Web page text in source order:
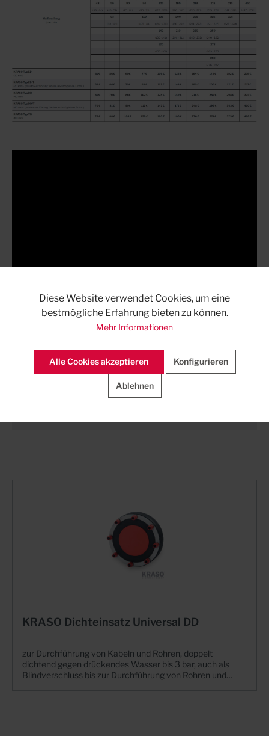
KRASO Dichteinsatz Universal DD
zur Durchführung von Kabeln und Rohren, doppelt
dichtend gegen drückendes Wasser bis 3 bar, auch als
Blindverschluss bis zur Durchführung von Rohren und
Diese Website verwendet Cookies, um eine
bestmögliche Erfahrung bieten zu können.
Mehr Informationen
Alle Cookies akzeptieren Konfigurieren
Ablehnen